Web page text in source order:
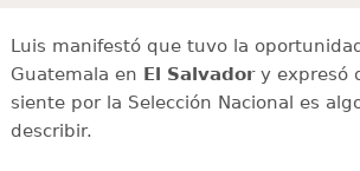
Luis manifestó que tuvo la
Guatemala en El Salvador y expresó
siente por la Selección Nacional es
describir.